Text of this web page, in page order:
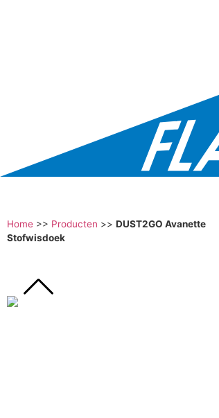
Home >> Producten >> DUST2GO Avanette
Stofwisdoek